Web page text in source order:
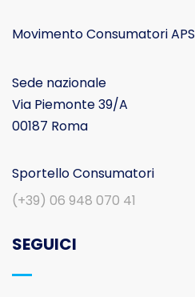
Movimento Consumatori APS
Sede nazionale
Via Piemonte 39/A
00187 Roma
Sportello Consumatori
(+39) 06 948 070 41
SEGUICI